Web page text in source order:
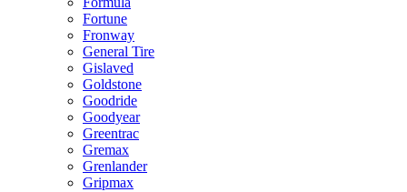
Fortune
Fronway
General Tire
Gislaved
Goldstone
Goodride
Goodyear
Greentrac
Gremax
Grenlander
Gripmax